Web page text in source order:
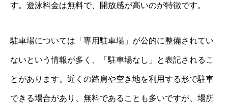
す。遊泳料金は無料で、開放感が高いのが特徴です。
駐車場については「専用駐車場」が公的に整備されてい
ないという情報が多く、「駐車場なし」と表記されるこ
とがあります。近くの路肩や空き地を利用する形で駐車
できる場合があり、無料であることも多いですが、場所